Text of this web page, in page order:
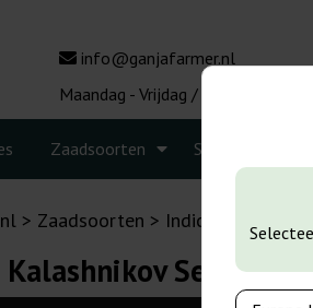
info@ganjafarmer.nl
Maandag - Vrijdag / 10:00 - 16:00
Zaadsoorten Seedbanks
Zaadsoorten Indica zaden
Seeds